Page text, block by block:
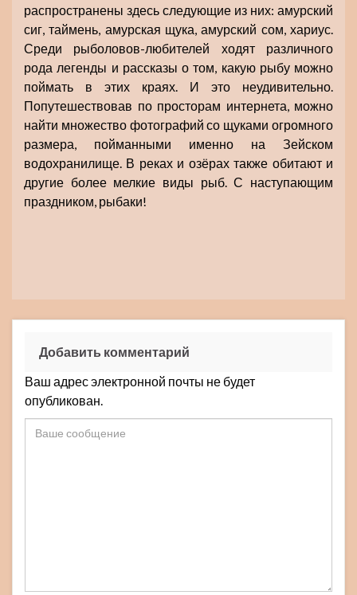
распространены здесь следующие из них: амурский
сиг, таймень, амурская щука, амурский сом, хариус.
Среди рыболовов-любителей ходят различного
рода легенды и рассказы о том, какую рыбу можно
поймать в этих краях. И это неудивительно.
Попутешествовав по просторам интернета, можно
найти множество фотографий со щуками огромного
размера, пойманными именно на Зейском
водохранилище. В реках и озёрах также обитают и
другие более мелкие виды рыб. С наступающим
праздником, рыбаки!
Добавить комментарий
Ваш адрес электронной почты не будет
опубликован.